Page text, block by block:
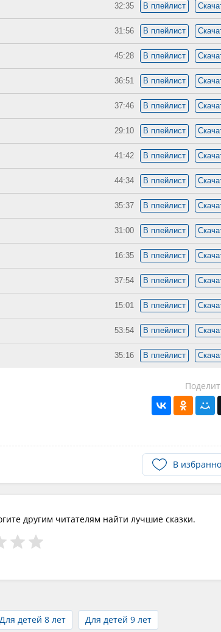
32:35 В плейлист
31:56 В плейлист
45:28 В плейлист
36:51 В плейлист
37:46 В плейлист
29:10 В плейлист
41:42 В плейлист
44:34 В плейлист
35:37 В плейлист
31:00 В плейлист
16:35 В плейлист
37:54 В плейлист
15:01 В плейлист
53:54 В плейлист
35:16 В плейлист
В
другим читателям найти лучшие сказки.
Для детей 8 лет Для детей 9 лет